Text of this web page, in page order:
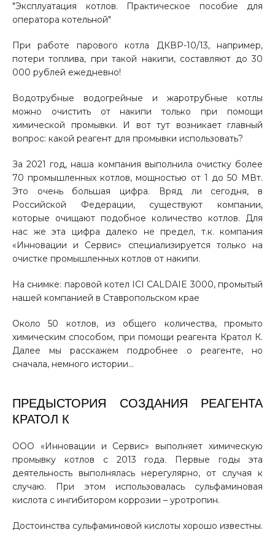
"Эксплуатация котлов. Практическое пособие для
оператора котельной"
При работе парового котла ДКВР-10/13, например,
потери топлива, при такой накипи, составляют до 30
000 рублей ежедневно!
Водотрубные водогрейные и жаротрубные котлы
можно очистить от накипи только при помощи
химической промывки. И вот тут возникает главный
вопрос: какой реагент для промывки использовать?
За 2021 год, наша компания выполнила очистку более
70 промышленных котлов, мощностью от 1 до 50 МВт.
Это очень большая цифра. Вряд ли сегодня, в
Российской Федерации, существуют компании,
которые очищают подобное количество котлов. Для
нас же эта цифра далеко не предел, т.к. компания
«Инновации и Сервис» специализируется только на
очистке промышленных котлов от накипи.
На снимке: паровой котел ICI CALDAIE 3000, промытый
нашей компанией в Ставропольском крае
Около 50 котлов, из общего количества, промыто
химическим способом, при помощи реагента Кратол К.
Далее мы расскажем подробнее о реагенте, но
сначала, немного истории…
ПРЕДЫСТОРИЯ СОЗДАНИЯ РЕАГЕНТА
КРАТОЛ К
ООО «Инновации и Сервис» выполняет химическую
промывку котлов с 2013 года. Первые годы эта
деятельность выполнялась нерегулярно, от случая к
случаю. При этом использовалась сульфаминовая
кислота с ингибитором коррозии – уротропин.
Достоинства сульфаминовой кислоты хорошо известны.